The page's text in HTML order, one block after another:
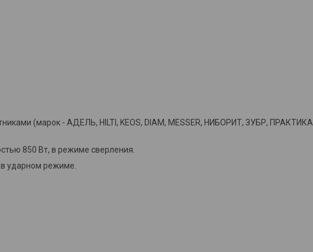
(марок - АДЕЛЬ, HILTI, KEOS, DIAM, MESSER, НИБОРИТ, ЗУБР, ПРАКТИКА
850 Вт, в режиме сверления.
ударном режиме.